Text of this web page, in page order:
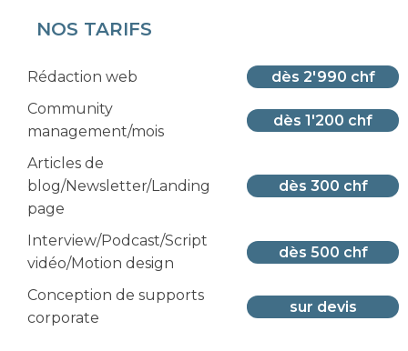
NOS TARIFS
Rédaction web
dès 2'990 chf
Community
management/mois
dès 1'200 chf
Articles de
blog/Newsletter/Landing
page
dès 300 chf
Interview/Podcast/Script
vidéo/Motion design
dès 500 chf
Conception de supports
corporate
sur devis